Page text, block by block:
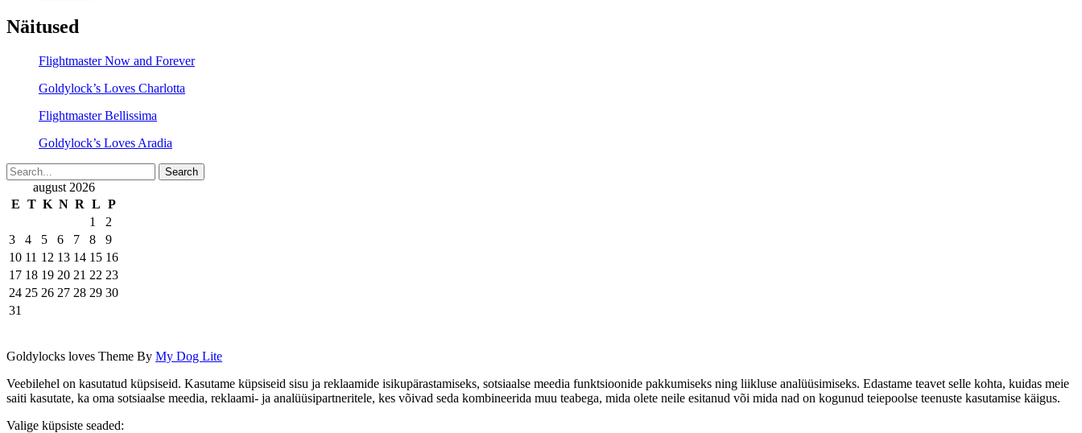
Näitused
Flightmaster Now and Forever
Goldylock’s Loves Charlotta
Flightmaster Bellissima
Goldylock’s Loves Aradia
august 2026
E T K N R L P
1
2
3
4 5 6 7 8
9
10 11 12 13 14 15 16
17 18 19 20 21 22 23
24 25 26 27 28 29 30
31
Goldylocks loves Theme By My Dog Lite
Veebilehel on kasutatud küpsiseid. Kasutame küpsiseid sisu ja reklaamide isikupärastamiseks, sotsiaalse meedia funktsioonide pakkumiseks ning liikluse analüüsimiseks. Edastame teavet selle kohta, kuidas meie
saiti kasutate, ka oma sotsiaalse meedia, reklaami- ja analüüsipartneritele, kes võivad seda kombineerida muu teabega, mida olete neile esitanud või mida nad on kogunud teiepoolse teenuste kasutamise käigus.
Valige küpsiste seaded: